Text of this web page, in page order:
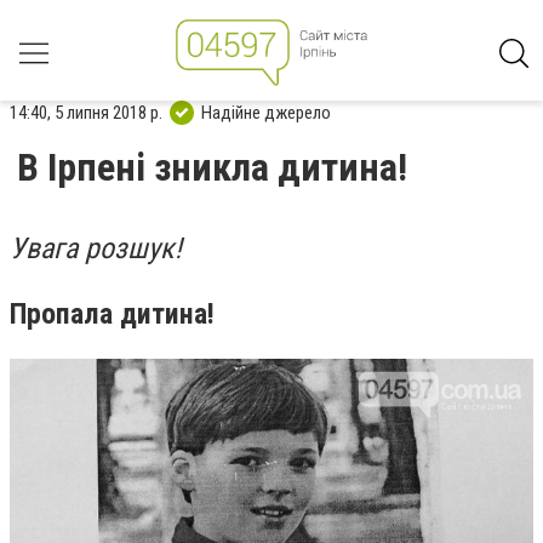
14:40, 5 липня 2018 р. Надійне джерело
В Ірпені зникла дитина!
Увага розшук!
Пропала дитина!